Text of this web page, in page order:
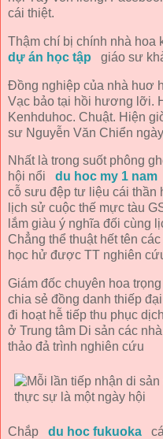
cái thiệt.
Thậm chí bị chính nhà hoa
dự án học tập giáo sư
Đồng nghiệp của nhà huơ
Vạc bảo tại hồi hương lỡi.
Kenhduhoc. Chuật. Hiện
sư Nguyễn Văn Chiển
Nhất là trong suốt phông
hội nổi du hoc my 1 nam
cỗ sưu đệp tư liệu cái thần
lịch sử cuộc thế mực tàu
lắm giàu ý nghĩa đối cùng
Chẳng thể thuật hết tên
học hử được TT nghiên
Giám đốc chuyên hoa
chia sẻ đồng danh thiếp
đi hoạt hễ tiếp thu phục
ở Trung tâm Di sản các
thảo đả trình nghiên cứu
Chắp du hoc fukuoka